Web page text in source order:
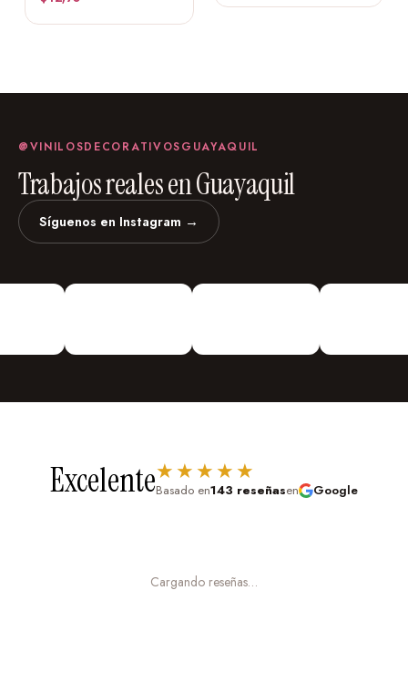
@VINILOSDECORATIVOSGUAYAQUIL
Trabajos reales en Guayaquil
Síguenos en Instagram →
Decorativos De todo Tipo!
Urdesa Central Guayacanes entre
Excelente★★★★★
Basado en143 reseñasen Google
Cargando reseñas…